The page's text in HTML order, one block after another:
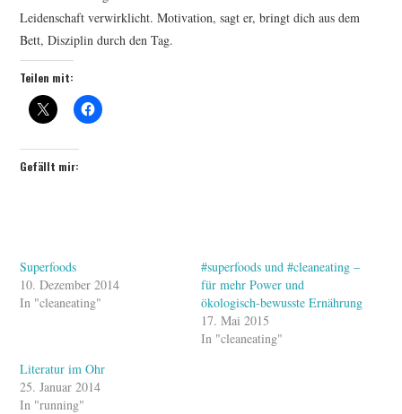
Leidenschaft verwirklicht. Motivation, sagt er, bringt dich aus dem
Bett, Disziplin durch den Tag.
Teilen mit:
Gefällt mir:
Superfoods
10. Dezember 2014
In "cleaneating"
#superfoods und #cleaneating –
für mehr Power und
ökologisch-bewusste Ernährung
17. Mai 2015
In "cleaneating"
Literatur im Ohr
25. Januar 2014
In "running"